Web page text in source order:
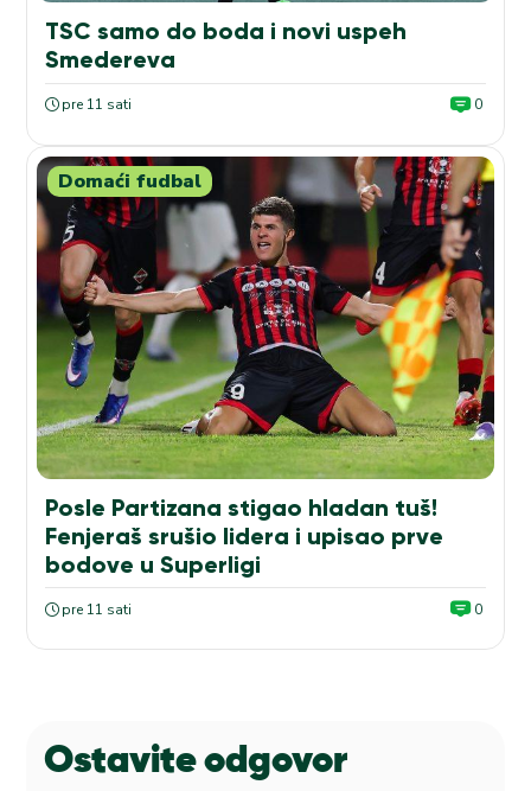
TSC samo do boda i novi uspeh
Smedereva
pre 11 sati 0
Domaći fudbal
Posle Partizana stigao hladan tuš!
Fenjeraš srušio lidera i upisao prve
bodove u Superligi
pre 11 sati 0
Ostavite odgovor